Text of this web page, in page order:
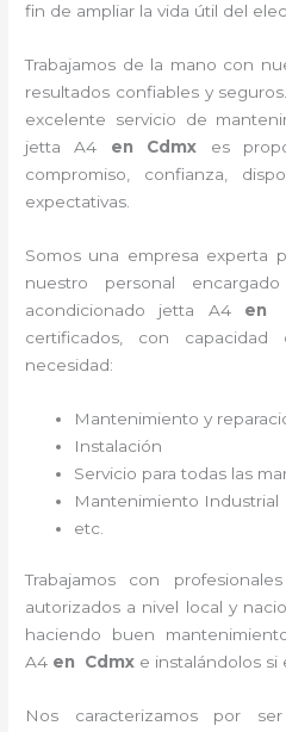
fin de ampliar la vida útil del
Trabajamos de la mano con
resultados confiables y
excelente servicio de
jetta A4 en Cdmx
es
compromiso, confianza,
expectativas.
Somos una empresa experta
nuestro personal
acondicionado jetta A4en
certificados, con
necesidad:
Mantenimiento y
Instalación
Servicio para todas las
Mantenimiento Industrial
etc.
Trabajamos con
autorizados a nivel local y
haciendo buen
A4 en Cdmx e instalándolos si
Nos caracterizamos por